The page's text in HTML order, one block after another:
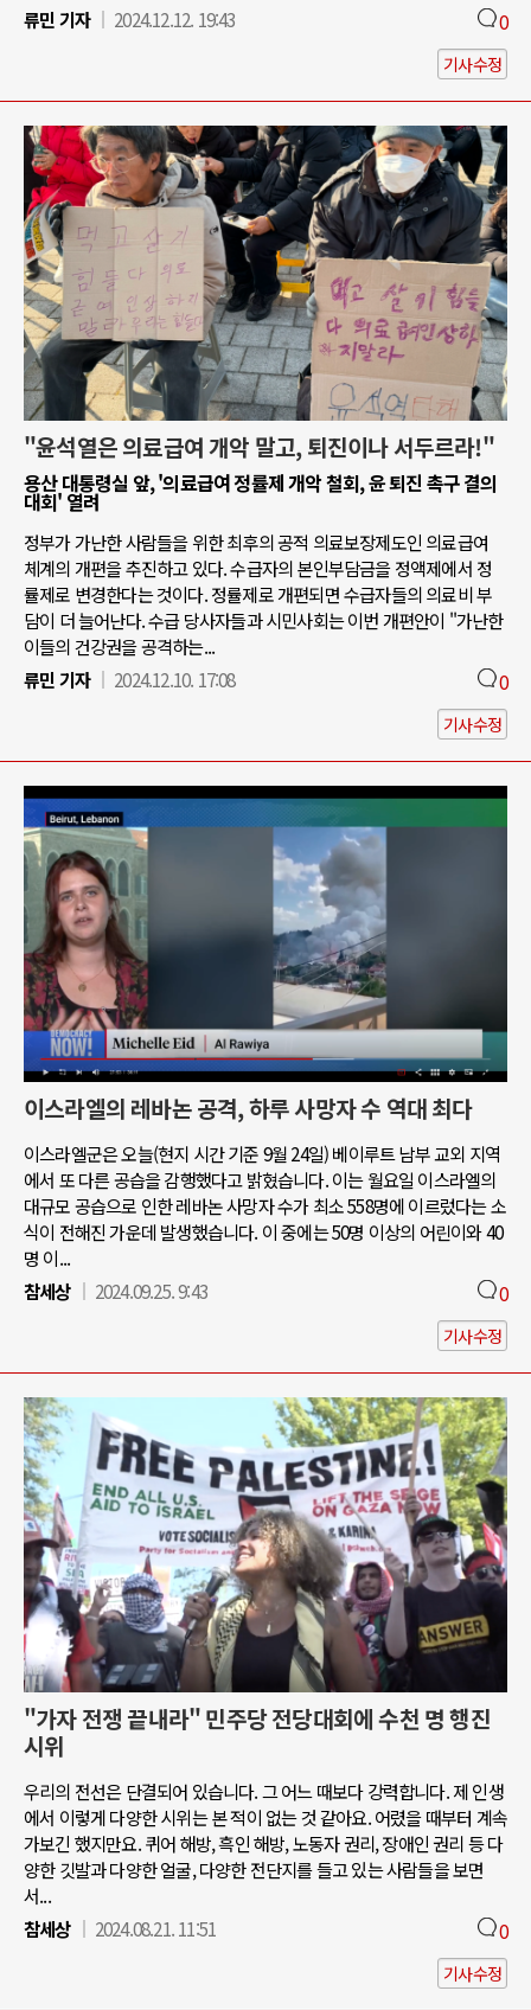
류민 기자
2024.12.12. 19:43 0
기사수정
"윤석열은 의료급여 개악 말고, 퇴진이나 서두르라!"
용산 대통령실 앞, '의료급여 정률제 개악 철회, 윤 퇴진 촉구 결의
대회' 열려
정부가 가난한 사람들을 위한 최후의 공적 의료보장제도인 의료급여
체계의 개편을 추진하고 있다. 수급자의 본인부담금을 정액제에서 정
률제로 변경한다는 것이다. 정률제로 개편되면 수급자들의 의료비 부
담이 더 늘어난다. 수급 당사자들과 시민사회는 이번 개편안이 "가난한
이들의 건강권을 공격하는...
류민 기자
2024.12.10. 17:08 0
기사수정
이스라엘의 레바논 공격, 하루 사망자 수 역대 최다
이스라엘군은 오늘(현지 시간 기준 9월 24일) 베이루트 남부 교외 지역
에서 또 다른 공습을 감행했다고 밝혔습니다. 이는 월요일 이스라엘의
대규모 공습으로 인한 레바논 사망자 수가 최소 558명에 이르렀다는 소
식이 전해진 가운데 발생했습니다. 이 중에는 50명 이상의 어린이와 40
명 이...
참세상
2024.09.25. 9:43 0
기사수정
"가자 전쟁 끝내라" 민주당 전당대회에 수천 명 행진
시위
우리의 전선은 단결되어 있습니다. 그 어느 때보다 강력합니다. 제 인생
에서 이렇게 다양한 시위는 본 적이 없는 것 같아요. 어렸을 때부터 계속
가보긴 했지만요. 퀴어 해방, 흑인 해방, 노동자 권리, 장애인 권리 등 다
양한 깃발과 다양한 얼굴, 다양한 전단지를 들고 있는 사람들을 보면
서...
참세상
2024.08.21. 11:51 0
기사수정